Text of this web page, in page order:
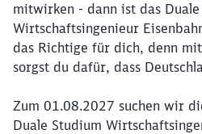
mitwirken - dann ist das
Wirtschaftsingenieur
das Richtige für dich, denn
sorgst du dafür, dass
Zum 01.08.2027 suchen wir
Duale Studium